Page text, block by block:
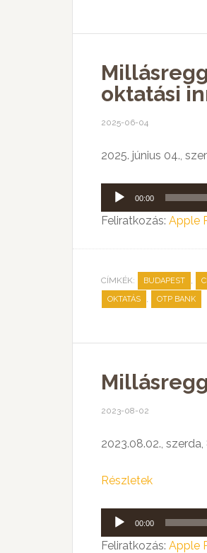
oktatási
2025-06-04
2025. június 04.,
Audió
lejátszó
00:00
Feliratkozás: Apple
CÍMKÉK: BUDAPEST ,
OKTATÁS , OTP BANK
2023-08-02
2023.08.02.,
Részletek
Audió
lejátszó
00:00
Feliratkozás: Apple